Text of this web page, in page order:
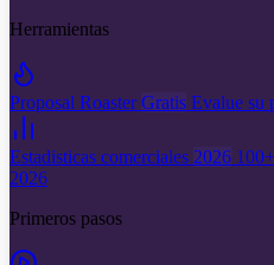
Herramientas
Proposal RoasterGratis Evalue su
Estadisticas comerciales 2026
2026
Primeros pasos